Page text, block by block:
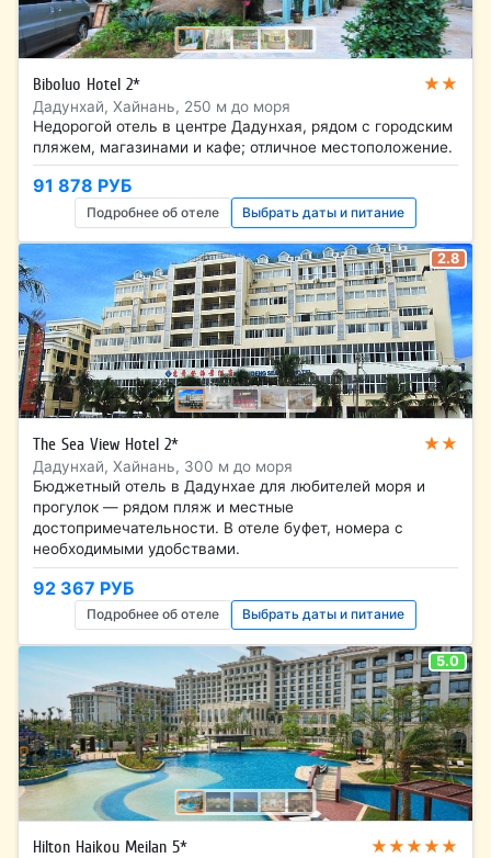
Biboluo Hotel 2* ★★
Дадунхай, Хайнань, 250 м до моря
Недорогой отель в центре Дадунхая, рядом с городским
пляжем, магазинами и кафе; отличное местоположение.
91 878 РУБ
Подробнее об отеле Выбрать даты и питание
2.8
The Sea View Hotel 2* ★★
Дадунхай, Хайнань, 300 м до моря
Бюджетный отель в Дадунхае для любителей моря и
прогулок — рядом пляж и местные
достопримечательности. В отеле буфет, номера с
необходимыми удобствами.
92 367 РУБ
Подробнее об отеле Выбрать даты и питание
5.0
Hilton Haikou Meilan 5* ★★★★★